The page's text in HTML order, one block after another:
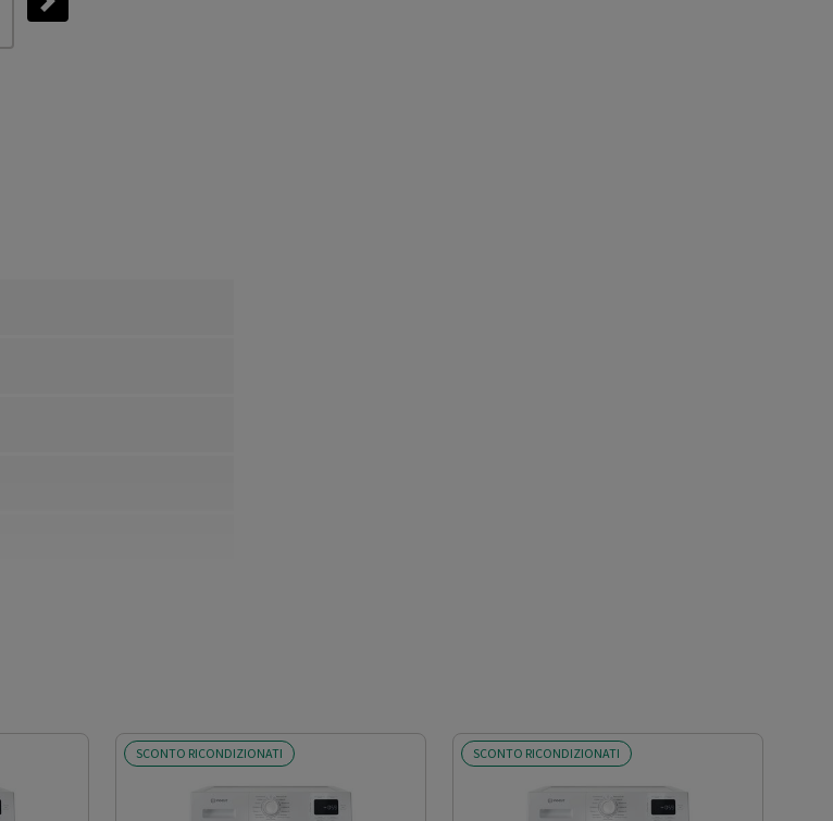
Next
SCONTO RICONDIZIONATI SCONTO RICONDIZIONATI